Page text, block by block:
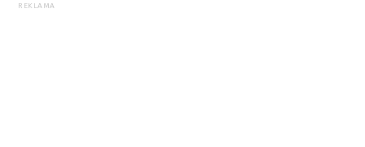
REKLAMA